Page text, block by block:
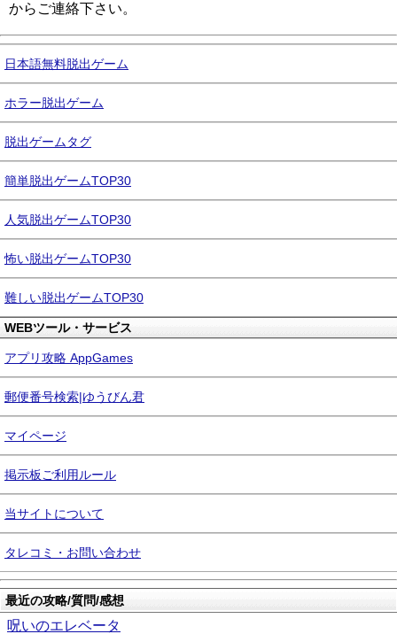
からご連絡下さい。
日本語無料脱出ゲーム
ホラー脱出ゲーム
脱出ゲームタグ
簡単脱出ゲームTOP30
人気脱出ゲームTOP30
怖い脱出ゲームTOP30
難しい脱出ゲームTOP30
WEBツール・サービス
アプリ攻略 AppGames
郵便番号検索|ゆうびん君
マイページ
掲示板ご利用ルール
当サイトについて
タレコミ・お問い合わせ
最近の攻略/質問/感想
呪いのエレベータ